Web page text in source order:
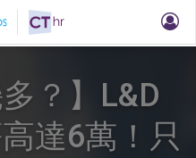
多？】L&D
達6萬！只